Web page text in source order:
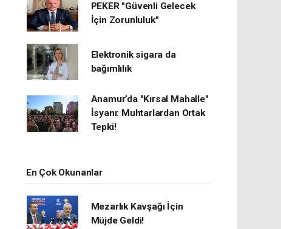
PEKER "Güvenli Gelecek
İçin Zorunluluk"
Elektronik sigara da
bağımlılık
Anamur’da "Kırsal Mahalle"
İsyanı: Muhtarlardan Ortak
Tepki!
En Çok Okunanlar
Mezarlık Kavşağı İçin
Müjde Geldi!